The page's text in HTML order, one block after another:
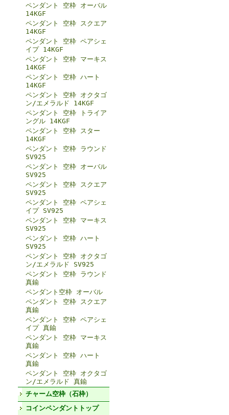
ペンダント 空枠 オーバル
14KGF
ペンダント 空枠 スクエア
14KGF
ペンダント 空枠 ペアシェ
イプ 14KGF
ペンダント 空枠 マーキス
14KGF
ペンダント 空枠 ハート
14KGF
ペンダント 空枠 オクタゴ
ン/エメラルド 14KGF
ペンダント 空枠 トライア
ングル 14KGF
ペンダント 空枠 スター
14KGF
ペンダント 空枠 ラウンド
SV925
ペンダント 空枠 オーバル
SV925
ペンダント 空枠 スクエア
SV925
ペンダント 空枠 ペアシェ
イプ SV925
ペンダント 空枠 マーキス
SV925
ペンダント 空枠 ハート
SV925
ペンダント 空枠 オクタゴ
ン/エメラルド SV925
ペンダント 空枠 ラウンド
真鍮
ペンダント空枠 オーバル
ペンダント 空枠 スクエア
真鍮
ペンダント 空枠 ペアシェ
イプ 真鍮
ペンダント 空枠 マーキス
真鍮
ペンダント 空枠 ハート
真鍮
ペンダント 空枠 オクタゴ
ン/エメラルド 真鍮
チャーム空枠（石枠）
コインペンダントトップ